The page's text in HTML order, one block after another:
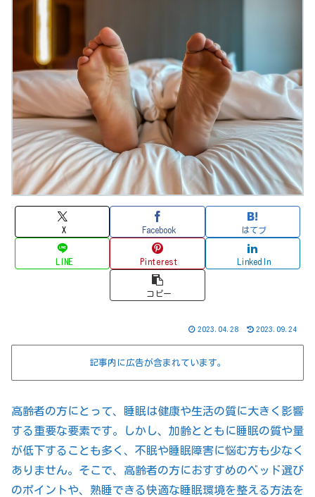
X Facebook はてブ
LINE Pinterest LinkedIn
コピー
2023.04.28 2023.09.24
記事内に広告が含まれています。
高齢者の方にとって、睡眠は健康や生活の質に大きく影響
する重要な要素です。しかし、加齢とともに睡眠の質や量
が低下することも多く、不眠や睡眠障害に悩む方も少なく
ありません。そこで、高齢者の方におすすめのベッド選び
のポイントや、熟睡できる快適な睡眠環境を整える方法を